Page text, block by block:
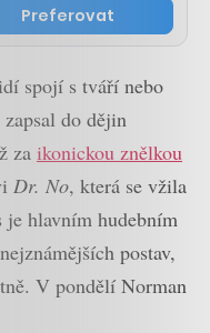
Preferovat
spojí s tváří nebo
do dějin
za ikonickou znělkou
Dr. No, která se vžila
hlavním hudebním
postav,
V pondělí Norman